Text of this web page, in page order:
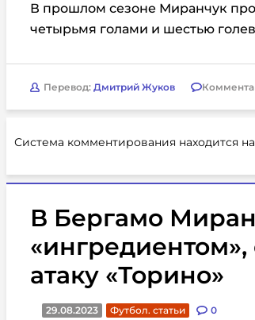
В прошлом сезоне Миранчук
четырьмя голами и шестью
Перевод: Дмитрий Жуков
Система комментирования находится
В Бергамо
атаку «Торино»
29.08.2023 Футбол. статьи 0